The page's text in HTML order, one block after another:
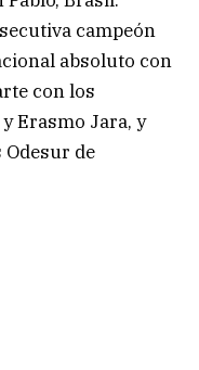
campeón
absoluto con
con los
Erasmo Jara, y
de